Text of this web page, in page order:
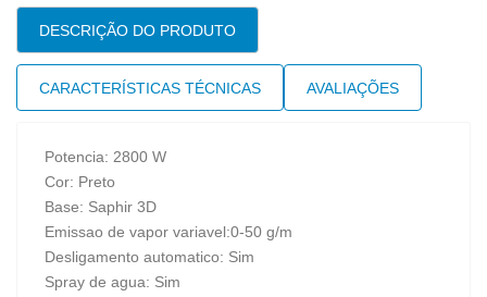
9188
EBK
DESCRIÇÃO DO PRODUTO
CARACTERÍSTICAS TÉCNICAS AVALIAÇÕES
Potencia: 2800 W
Cor: Preto
Base: Saphir 3D
Emissao de vapor variavel:0-50 g/m
Desligamento automatico: Sim
Spray de agua: Sim